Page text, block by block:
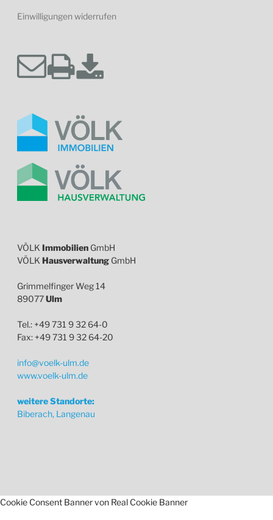
Einwilligungen widerrufen
VÖLK Immobilien GmbH
VÖLK Hausverwaltung GmbH
Grimmelfinger Weg 14
89077Ulm
Tel.: +49 731 9 32 64-0
Fax: +49 731 9 32 64-20
info@voelk-ulm.de
www.voelk-ulm.de
weitere Standorte:
Biberach, Langenau
Cookie Consent Banner von Real Cookie Banner